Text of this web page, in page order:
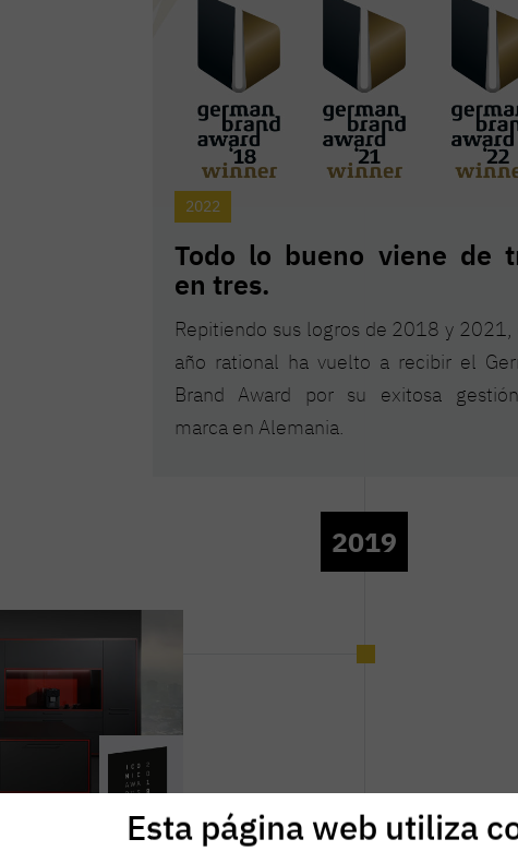
2022
Todo lo bueno viene de
en tres.
Repitiendo sus logros de 2018 y 2021,
año rational ha vuelto a recibir el
Brand Award por su exitosa
marca en Alemania.
2019
Esta página web utiliza